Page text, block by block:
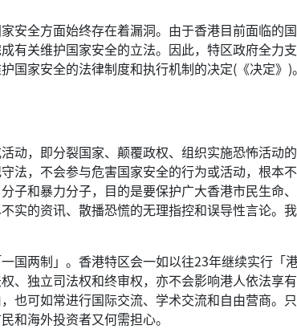
安全方面始终存在着漏洞。由于香港目前面临的
有关维护国家安全的立法。因此，特区政府全力
国家安全的法律制度和执行机制的决定(《决定
动，即分裂国家、颠覆政权、组织实施恐怖活动
法，不会参与危害国家安全的行为或活动，根本
子和暴力分子，目的是要保护广大香港市民生命
实的资讯、散播恐慌的无理指控和误导性言论。
国两制」。香港特区会一如以往23年继续实行「
、独立司法权和终审权，亦不会影响港人依法享
也可如常进行国际交流、学术交流和自由营商。
和海外投资者又何需担心。